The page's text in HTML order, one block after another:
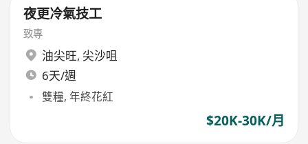
夜更冷氣技工
致專
油尖旺, 尖沙咀
6天/週
雙糧, 年終花紅
$20K-30K/月